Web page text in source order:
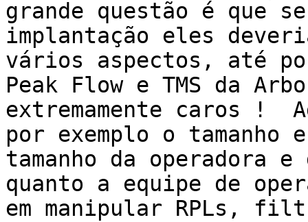
grande questão é que
implantação eles
vários aspectos, até
Peak Flow e TMS da
extremamente caros !
por exemplo o tamanho
tamanho da operadora
quanto a equipe de
em manipular RPLs,